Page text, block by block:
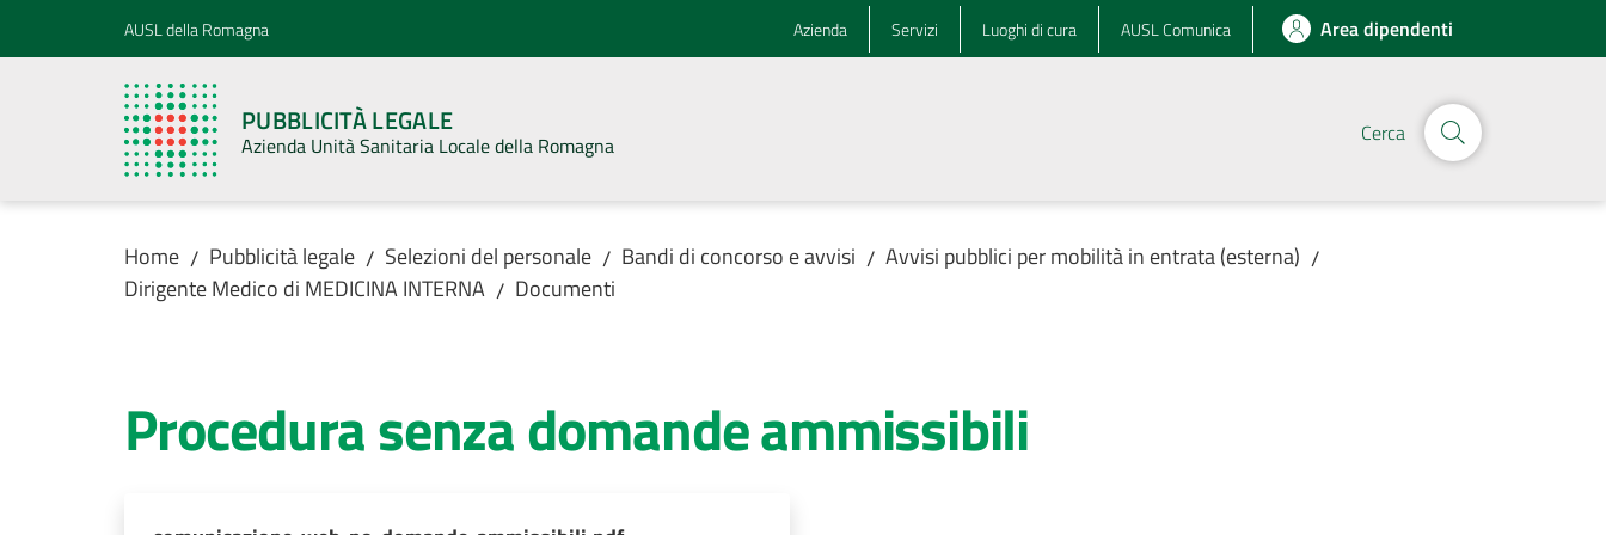
Vai al contenuto
Vai alla navigazioneAUSL della Romagna Azienda Servizi Luoghi di cura AUSL Comunica Area dipendenti
PUBBLICITÀ LEGALE
Azienda Unità Sanitaria Locale della Romagna Cerca
Home / Pubblicità legale / Selezioni del personale / Bandi di concorso e avvisi / Avvisi pubblici per mobilità in entrata (esterna) /
Dirigente Medico di MEDICINA INTERNA / Documenti
Procedura senza domande ammissibili